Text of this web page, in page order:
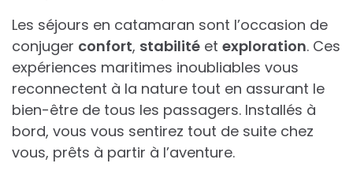
Les séjours en catamaran sont l’occasion de
conjuger confort, stabilité et exploration. Ces
expériences maritimes inoubliables vous
reconnectent à la nature tout en assurant le
bien-être de tous les passagers. Installés à
bord, vous vous sentirez tout de suite chez
vous, prêts à partir à l’aventure.